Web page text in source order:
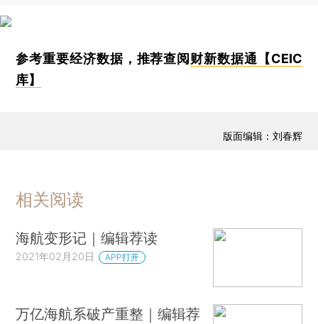
参考重要经济数据，推荐查阅 财新数据通【CEIC
库】
版面编辑：刘春辉
相关阅读
海航变形记｜编辑荐读
2021年02月20日 APP打开
万亿海航系破产重整｜编辑荐